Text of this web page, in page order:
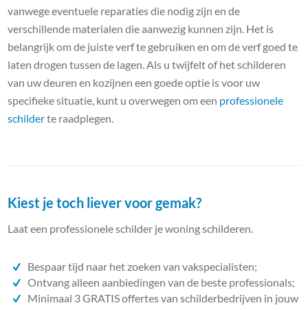
vanwege eventuele reparaties die nodig zijn en de
verschillende materialen die aanwezig kunnen zijn. Het is
belangrijk om de juiste verf te gebruiken en om de verf goed te
laten drogen tussen de lagen. Als u twijfelt of het schilderen
van uw deuren en kozijnen een goede optie is voor uw
specifieke situatie, kunt u overwegen om een ​​ professionele
schilderte raadplegen.
Kiest je toch liever voor gemak?
Laat een professionele schilder je woning schilderen.
Bespaar tijd naar het zoeken van vakspecialisten;
Ontvang alleen aanbiedingen van de beste professionals;
Minimaal 3 GRATIS offertes van schilderbedrijven in jouw